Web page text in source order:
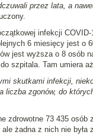
przez lata, a
infekcji
6 miesięcy jest o
jest wyższa o 8 osób
szpitala. Tam umiera
skutkami infekcji,
liczba zgonów, do
zdrowotne 73 435
żadna z nich nie